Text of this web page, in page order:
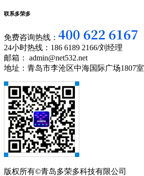
联系多荣多
免费咨询热线：
24小时热线：186 6189 2166/刘经理
邮箱： admin@net532.net
地址：青岛市李沧区中海国际广场1807室
版权所有©青岛多荣多科技有限公司